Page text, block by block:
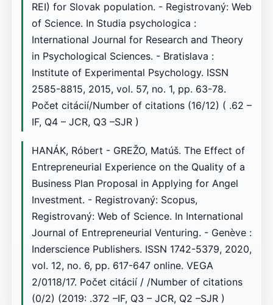
REI) for Slovak population. - Registrovaný: Web
of Science. In Studia psychologica :
International Journal for Research and Theory
in Psychological Sciences. - Bratislava :
Institute of Experimental Psychology. ISSN
2585-8815, 2015, vol. 57, no. 1, pp. 63-78.
Počet citácií/Number of citations (16/12) ( .62 –
IF, Q4 – JCR, Q3 –SJR )
HANÁK, Róbert - GREŽO, Matúš. The Effect of
Entrepreneurial Experience on the Quality of a
Business Plan Proposal in Applying for Angel
Investment. - Registrovaný: Scopus,
Registrovaný: Web of Science. In International
Journal of Entrepreneurial Venturing. - Genève :
Inderscience Publishers. ISSN 1742-5379, 2020,
vol. 12, no. 6, pp. 617-647 online. VEGA
2/0118/17. Počet citácií / /Number of citations
(0/2) (2019: .372 –IF, Q3 – JCR, Q2 –SJR )